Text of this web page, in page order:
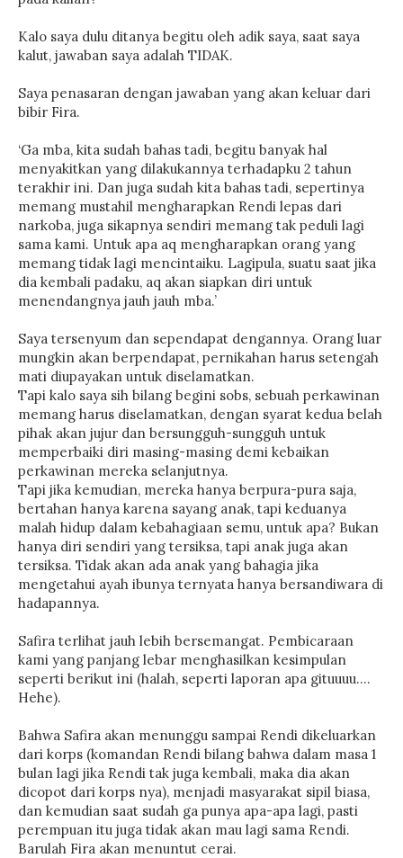
Kalo saya dulu ditanya begitu oleh adik saya, saat saya
kalut, jawaban saya adalah TIDAK.
Saya penasaran dengan jawaban yang akan keluar dari
bibir Fira.
‘Ga mba, kita sudah bahas tadi, begitu banyak hal
menyakitkan yang dilakukannya terhadapku 2 tahun
terakhir ini. Dan juga sudah kita bahas tadi, sepertinya
memang mustahil mengharapkan Rendi lepas dari
narkoba, juga sikapnya sendiri memang tak peduli lagi
sama kami. Untuk apa aq mengharapkan orang yang
memang tidak lagi mencintaiku. Lagipula, suatu saat jika
dia kembali padaku, aq akan siapkan diri untuk
menendangnya jauh jauh mba.’
Saya tersenyum dan sependapat dengannya. Orang luar
mungkin akan berpendapat, pernikahan harus setengah
mati diupayakan untuk diselamatkan.
Tapi kalo saya sih bilang begini sobs, sebuah perkawinan
memang harus diselamatkan, dengan syarat kedua belah
pihak akan jujur dan bersungguh-sungguh untuk
memperbaiki diri masing-masing demi kebaikan
perkawinan mereka selanjutnya.
Tapi jika kemudian, mereka hanya berpura-pura saja,
bertahan hanya karena sayang anak, tapi keduanya
malah hidup dalam kebahagiaan semu, untuk apa? Bukan
hanya diri sendiri yang tersiksa, tapi anak juga akan
tersiksa. Tidak akan ada anak yang bahagia jika
mengetahui ayah ibunya ternyata hanya bersandiwara di
hadapannya.
Safira terlihat jauh lebih bersemangat. Pembicaraan
kami yang panjang lebar menghasilkan kesimpulan
seperti berikut ini (halah, seperti laporan apa gituuuu….
Hehe).
Bahwa Safira akan menunggu sampai Rendi dikeluarkan
dari korps (komandan Rendi bilang bahwa dalam masa 1
bulan lagi jika Rendi tak juga kembali, maka dia akan
dicopot dari korps nya), menjadi masyarakat sipil biasa,
dan kemudian saat sudah ga punya apa-apa lagi, pasti
perempuan itu juga tidak akan mau lagi sama Rendi.
Barulah Fira akan menuntut cerai.